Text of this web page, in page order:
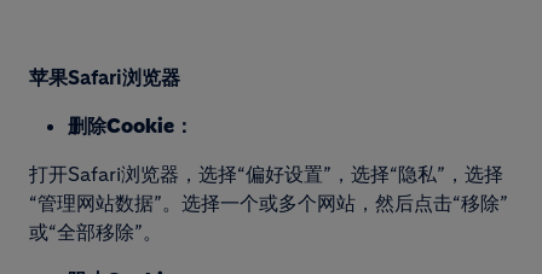
苹果Safari浏览器
删除Cookie：
打开Safari浏览器，选择“偏好设置”，选择“隐私”，选择
“管理网站数据”。选择一个或多个网站，然后点击“移除”
或“全部移除”。